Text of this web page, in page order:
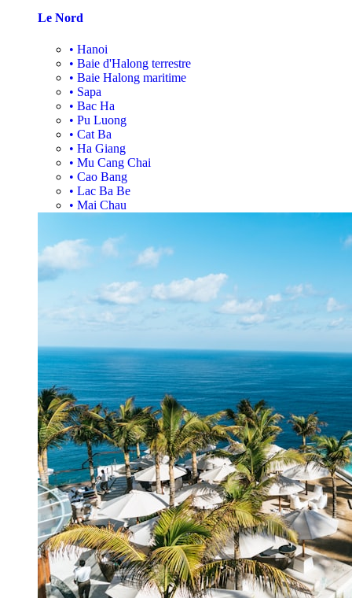
Le Nord
• Hanoi
• Baie d'Halong terrestre
• Baie Halong maritime
• Sapa
• Bac Ha
• Pu Luong
• Cat Ba
• Ha Giang
• Mu Cang Chai
• Cao Bang
• Lac Ba Be
• Mai Chau